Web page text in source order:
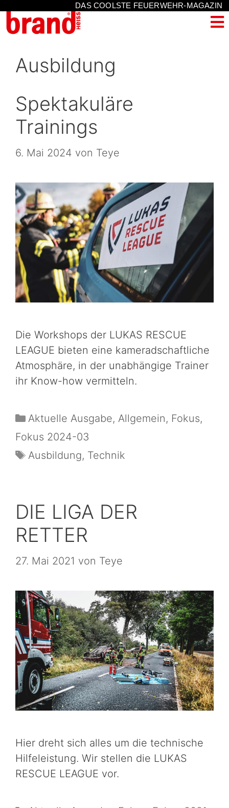
DAS COOLSTE FEUERWEHR-MAGAZIN
Ausbildung
Spektakuläre
Trainings
6. Mai 2024 von Teye
Die Workshops der LUKAS RESCUE
LEAGUE bieten eine kameradschaftliche
Atmosphäre, in der unabhängige Trainer
ihr Know-how vermitteln.
Aktuelle Ausgabe, Allgemein, Fokus,
Fokus 2024-03
Ausbildung, Technik
DIE LIGA DER
RETTER
27. Mai 2021 von Teye
Hier dreht sich alles um die technische
Hilfeleistung. Wir stellen die LUKAS
RESCUE LEAGUE vor.